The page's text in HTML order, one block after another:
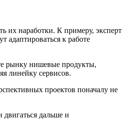
их наработки. К примеру, эксперт
адаптироваться к работе
рынку нишевые продукты,
линейку сервисов.
проектов поначалу не
дальше и